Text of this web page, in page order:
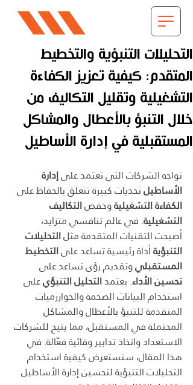
التحليلات التنبؤية والتخطيط
المتقدم: كيفية تعزيز الكفاءة
التشغيلية وتقليل التكاليف من
خلال التنبؤ بالأعطال والمشاكل
المستقبلية في إدارة الأساطيل
تواجه الشركات التي تعتمد على إدارة
الأساطيل تحديات كبيرة تتعلق بالحفاظ على
الكفاءة التشغيلية وخفض التكاليف
التشغيلية. في عالم تنافسي متزايد،
أصبحت التقنيات المتقدمة مثل التحليلات
التنبؤية أداة رئيسية تساعد على التخطيط
المستقبلي وتقديم رؤى تساعد على
تحسين الأداء. يعتمد التحليل التنبؤي على
استخدام البيانات الضخمة والخوارزميات
المتقدمة للتنبؤ بالأعطال والمشاكل
المحتملة في المستقبل، مما يتيح للشركات
الاستعداد واتخاذ تدابير وقائية فعّالة. في
هذا المقال، سنستعرض كيفية استخدام
التحليلات التنبؤية لتحسين إدارة الأساطيل